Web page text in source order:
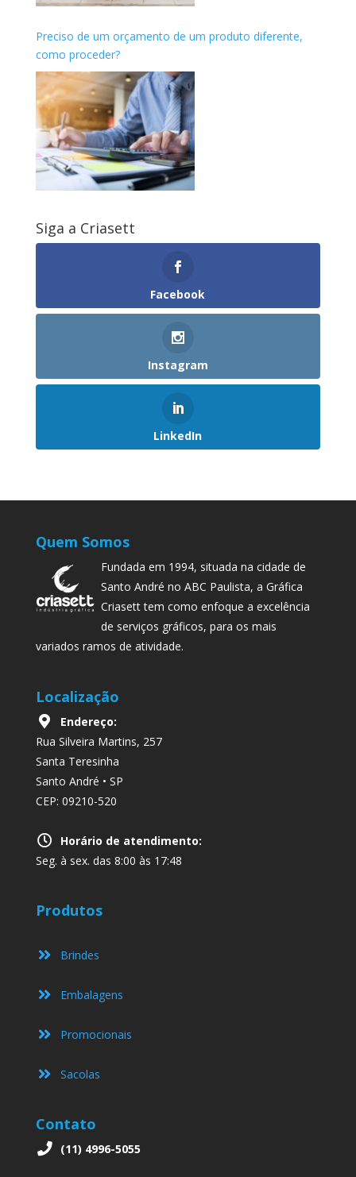
Preciso de um orçamento de um produto diferente,
como proceder?
Siga a Criasett
Facebook
Instagram
LinkedIn
Quem Somos
Fundada em 1994, situada na cidade de
Santo André no ABC Paulista, a Gráfica
Criasett tem como enfoque a excelência
de serviços gráficos, para os mais
variados ramos de atividade.
Localização
Endereço:
Rua Silveira Martins, 257
Santa Teresinha
Santo André • SP
CEP: 09210-520
Horário de atendimento:
Seg. à sex. das 8:00 às 17:48
Produtos
Brindes
Embalagens
Promocionais
Sacolas
Contato
(11) 4996-5055